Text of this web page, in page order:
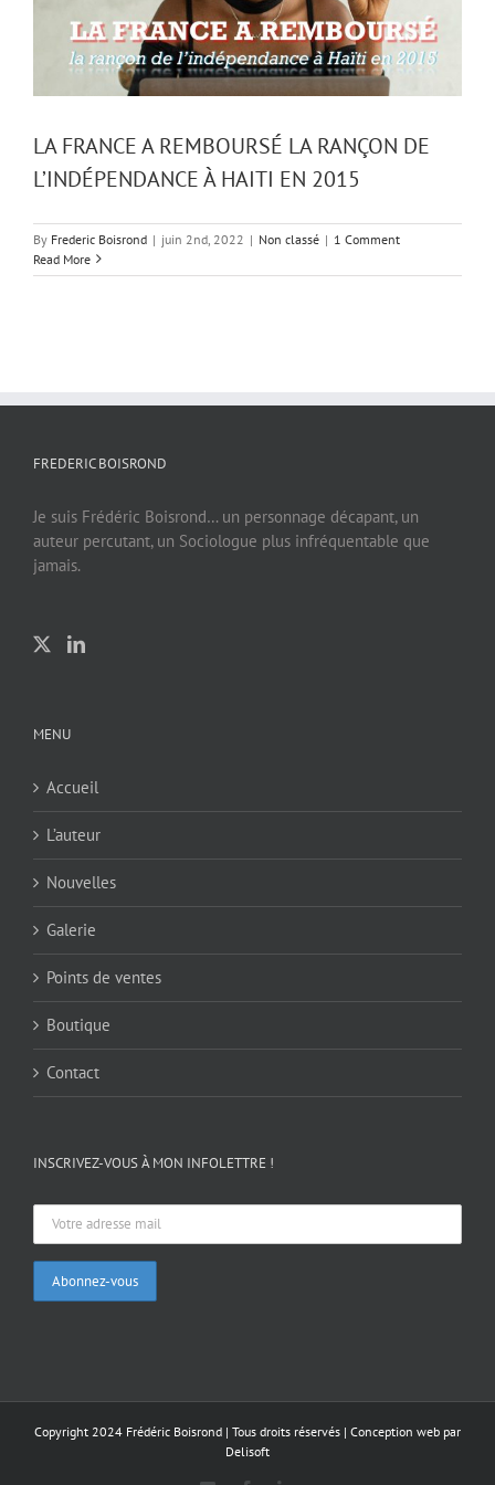
LA FRANCE A REMBOURSÉ LA RANÇON DE
L’INDÉPENDANCE À HAITI EN 2015
By Frederic Boisrond | juin 2nd, 2022 | Non classé | 1 Comment
Read More
FREDERIC BOISROND
Je suis Frédéric Boisrond… un personnage décapant, un
auteur percutant, un Sociologue plus infréquentable que
jamais.
MENU
Accueil
L’auteur
Nouvelles
Galerie
Points de ventes
Boutique
Contact
INSCRIVEZ-VOUS À MON INFOLETTRE !
Copyright 2024 Frédéric Boisrond | Tous droits réservés | Conception web par
Delisoft